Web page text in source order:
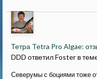
Тетра Tetra Pro Algae:
DDD ответил Foster в
Северумы с боциями тоже